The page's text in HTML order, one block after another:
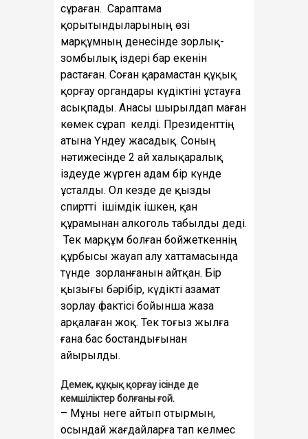
сұраған. Сараптама
қорытындыларының өзі
марқұмның денесінде зорлық-
зомбылық іздері бар екенін
растаған. Соған қарамастан құқық
қорғау органдары күдіктіні ұстауға
асықпады. Анасы шырылдап маған
көмек сұрап келді. Президенттің
атына Үндеу жасадық. Соның
нәтижесінде 2 ай халықаралық
іздеуде жүрген адам бір күнде
ұсталды. Ол кезде де қызды
спиртті ішімдік ішкен, қан
құрамынан алкоголь табылды деді.
Тек марқұм болған бойжеткеннің
құрбысы жауап алу хаттамасында
түнде зорланғанын айтқан. Бір
қызығы бәрібір, күдікті азамат
зорлау фактісі бойынша жаза
арқалаған жоқ. Тек тоғыз жылға
ғана бас бостандығынан
айырылды.
Демек, құқық қорғау ісінде де
кемшіліктер болғаны ғой.
– Мұны неге айтып отырмын,
осындай жағдайларға тап келмес